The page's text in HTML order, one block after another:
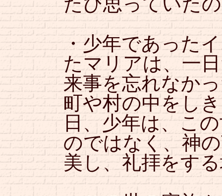
・少年であった
たマリアは、一
来事を忘れなか
町や村の中をし
日、少年は、こ
のではなく、神
美し、礼拝をす